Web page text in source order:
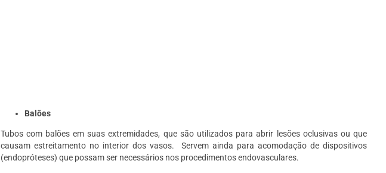
Balões
Tubos com balões em suas extremidades, que são utilizados para abrir lesões oclusivas ou que
causam estreitamento no interior dos vasos.
Servem ainda para acomodação de dispositivos
(endopróteses) que possam ser necessários nos procedimentos endovasculares.